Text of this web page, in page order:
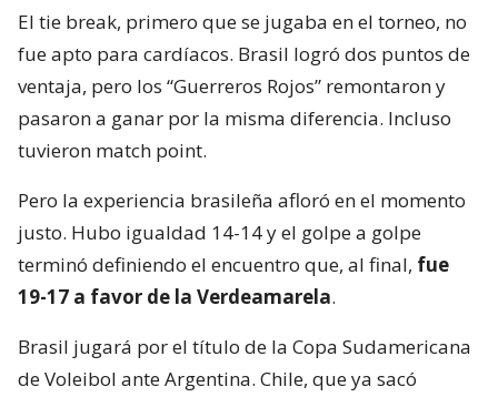
El tie break, primero que se jugaba en el torneo, no
fue apto para cardíacos. Brasil logró dos puntos de
ventaja, pero los “Guerreros Rojos” remontaron y
pasaron a ganar por la misma diferencia. Incluso
tuvieron match point.
Pero la experiencia brasileña afloró en el momento
justo. Hubo igualdad 14-14 y el golpe a golpe
terminó definiendo el encuentro que, al final, fue
19-17 a favor de la Verdeamarela.
Brasil jugará por el título de la Copa Sudamericana
de Voleibol ante Argentina. Chile, que ya sacó